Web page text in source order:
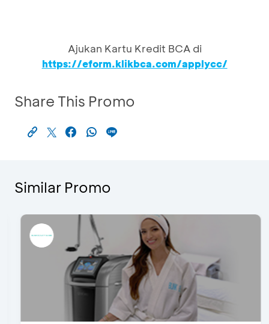
Ajukan Kartu Kredit BCA di
https://eform.klikbca.com/applycc/
Share This Promo
Similar Promo